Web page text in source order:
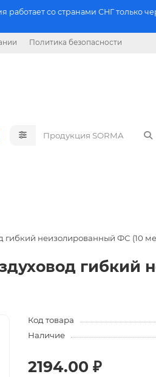
со странами СНГ только
Политика безопасности
гибкий неизолированный ФС (10
гибкий
Код товара
Наличие
2194.00 ₽